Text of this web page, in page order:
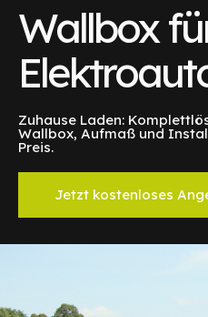
Wallbox
Zuhause Laden:
Wallbox, Aufmaß und
Preis.
Jetzt kostenloses